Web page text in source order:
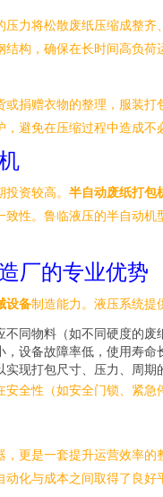
力将松散废纸压缩成整
构，确保在长时间高负荷
捐赠衣物的整理，服装
避免在压缩过程中造成不
资较高。 半自动废纸打包
性。鲁临液压的半自动
厂的专业优势
设备制造能力。液压系统提
同物料（如不同硬度的废
设备故障率低，使用寿命
现打包尺寸、压力、周期
全性（如安全门锁、紧
更是一套提升运营效率
化与成本之间取得了良好